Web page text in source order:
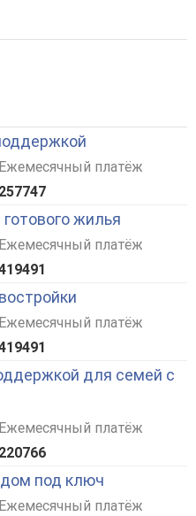
Ежемесячный платёж
257747
жилья
Ежемесячный платёж
Ежемесячный платёж
для семей с
Ежемесячный платёж
220766
под ключ
Ежемесячный платёж